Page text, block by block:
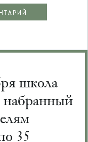
школа
набранный
35